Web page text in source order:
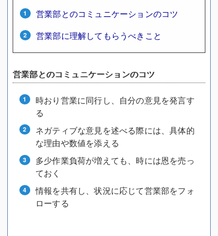
営業部とのコミュニケーションのコツ
営業部に理解してもらうべきこと
営業部とのコミュニケーションのコツ
時おり営業に同行し、自分の意見を発言す
る
ネガティブな意見を述べる際には、具体的
な理由や数値を添える
多少作業負荷が増えても、時には恩を売っ
ておく
情報を共有し、状況に応じて営業部をフォ
ローする